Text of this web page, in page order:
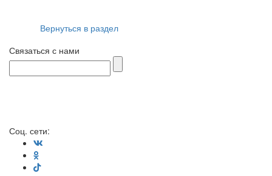
Вернуться в раздел
Связаться с нами
Соц. сети: